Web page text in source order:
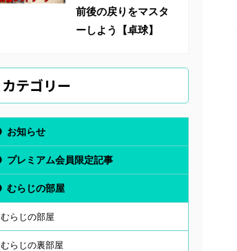
前後の戻りをマスタ
ーしよう【卓球】
カテゴリー
お知らせ
プレミアム会員限定記事
むらじの部屋
むらじの部屋
むらじの裏部屋